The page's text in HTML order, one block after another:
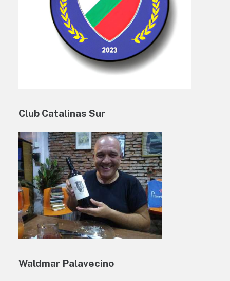
Club Catalinas Sur
Waldmar Palavecino